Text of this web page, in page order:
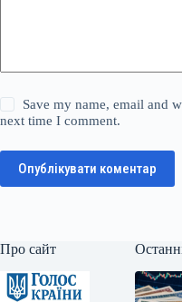
Save my name, email and
next time I comment.
Опублікувати коментар
Про сайт